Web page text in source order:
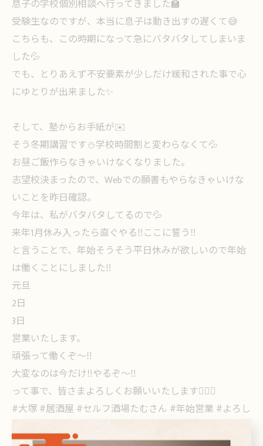
息子の学校個別相談へ行ってきました🏫
受験生なのですが、本当に息子は動き出すの遅くて😅
こちらも、この時期になって急にバタバタしてしまいま
した💦
でも、とりあえず不安要素が少しだけ緩和された事で心
にゆとりが出来ました✨
そして、塾からお手紙が✉️
そう冬期講習です⛄️学校時間割と変わらなくて💦
お昼ご飯作らなきゃいけなくなりました。
志望校決まったので、Webでの願書もやらなきゃいけな
いことを昨日確認。
今年は、私がバタバタしてるので💦
来年1月休み入ったら直ぐやる‼️ここに誓う‼️
と言うことで、年始そうそう平日休みが欲しいので年始
は働くことにしました‼️
元旦
2日
3日
営業いたします。
頑張って働くぞ〜‼️
大変なのは今だけ‼️やるぞ〜‼️
って事で、皆さまよろしくお願いいたします🙇🏻‍♀️
#大塚 #居酒屋 #セルフ酒場たむさん #年始営業 #よろし